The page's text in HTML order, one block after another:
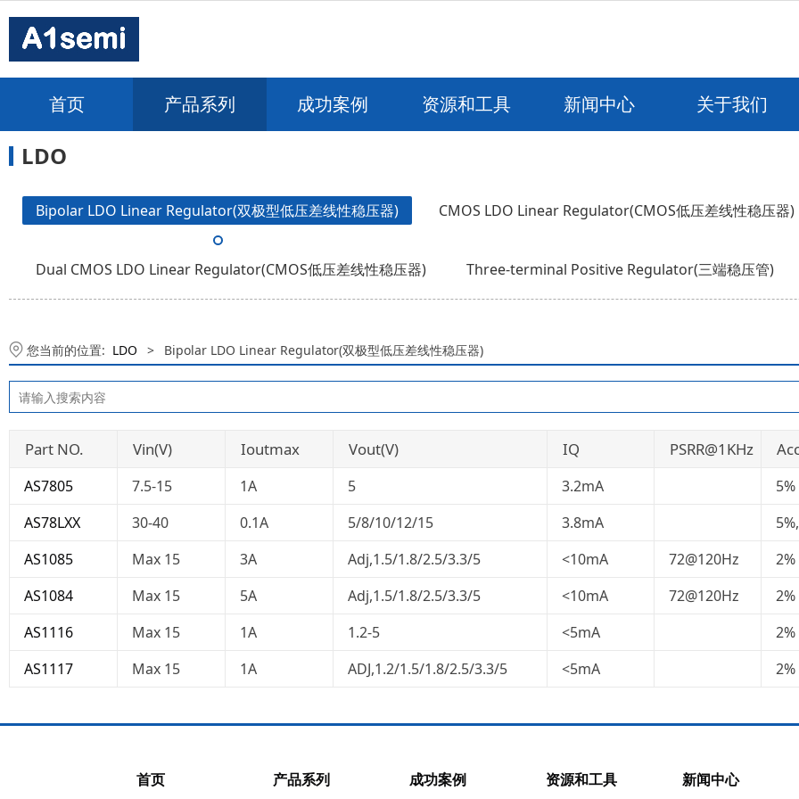
首页 产品系列 成功案例 资源和工具 新闻中心 关于我们
LDO
Bipolar LDO Linear Regulator(双极型低压差线性稳压器) CMOS LDO Linear Regulator(CMOS低压差线性稳压器)
Dual CMOS LDO Linear Regulator(CMOS低压差线性稳压器) Three-terminal Positive Regulator(三端稳压管)
您当前的位置: LDO > Bipolar LDO Linear Regulator(双极型低压差线性稳压器)
Part NO. Vin(V) Ioutmax Vout(V) IQ PSRR@1KHz
AS7805 7.5-15 1A 5 3.2mA
5%
AS78LXX
30-40 0.1A 5/8/10/12/15 3.8mA
AS1085
Max 15 3A Adj,1.5/1.8/2.5/3.3/5 <10mA 72@120Hz
2%
AS1084
Max 15 5A Adj,1.5/1.8/2.5/3.3/5 <10mA 72@120Hz
2%
AS1116
Max 15 1A 1.2-5 <5mA
2%
AS1117
Max 15 1A ADJ,1.2/1.5/1.8/2.5/3.3/5 <5mA 2%
首页 产品系列 成功案例 资源和工具 新闻中心